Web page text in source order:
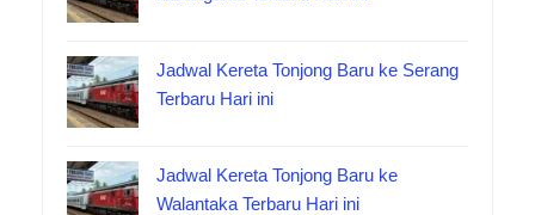
Jadwal Kereta Tonjong Baru ke Serang
Terbaru Hari ini
Jadwal Kereta Tonjong Baru ke
Walantaka Terbaru Hari ini